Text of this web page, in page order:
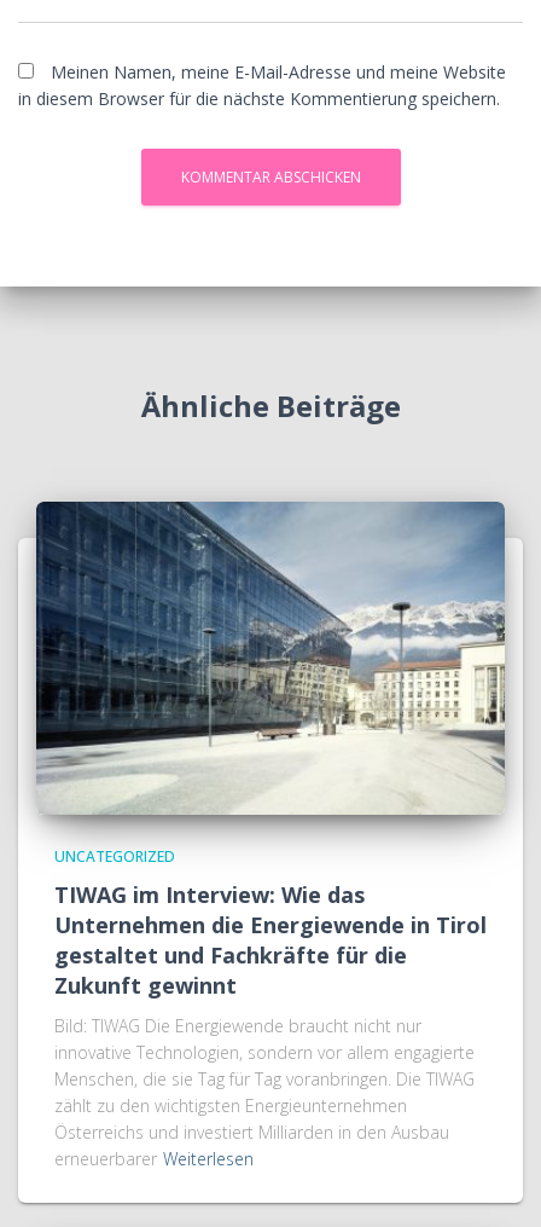
Meinen Namen, meine E-Mail-Adresse und meine Website
in diesem Browser für die nächste Kommentierung speichern.
Ähnliche Beiträge
UNCATEGORIZED
TIWAG im Interview: Wie das
Unternehmen die Energiewende in Tirol
gestaltet und Fachkräfte für die
Zukunft gewinnt
Bild: TIWAG Die Energiewende braucht nicht nur
innovative Technologien, sondern vor allem engagierte
Menschen, die sie Tag für Tag voranbringen. Die TIWAG
zählt zu den wichtigsten Energieunternehmen
Österreichs und investiert Milliarden in den Ausbau
erneuerbarer Weiterlesen